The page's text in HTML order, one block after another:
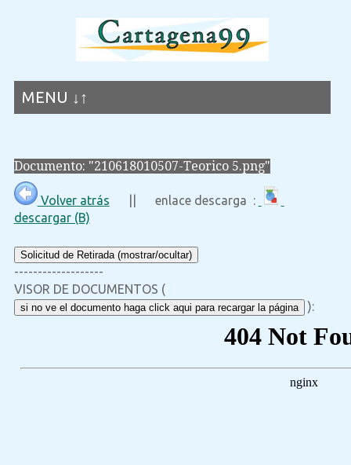
MENU ↓↑
Documento: "210618010507-Teorico 5.png"
Volver atrás || enlace descarga :
descargar (B)
Solicitud de Retirada (mostrar/ocultar)
-------------------
VISOR DE DOCUMENTOS (
si no ve el documento haga click aqui para recargar la página ):